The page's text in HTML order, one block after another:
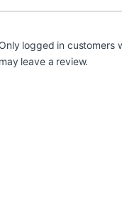
Only logged in customers
may leave a review.